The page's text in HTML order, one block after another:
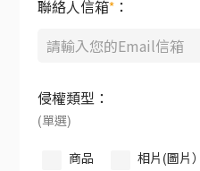
聯絡人信箱* ：
侵權類型：
(單選)
商品 相片(圖片）